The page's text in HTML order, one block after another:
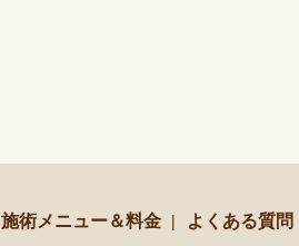
施術メニュー＆料金 よくある質問